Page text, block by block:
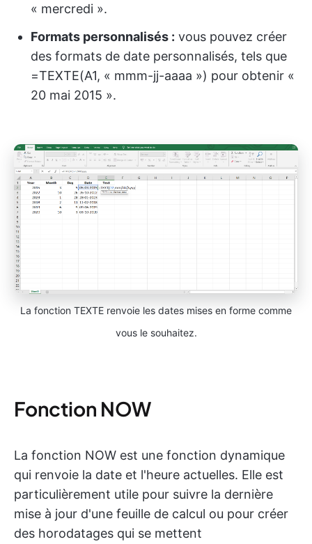
« mercredi ».
Formats personnalisés : vous pouvez créer
des formats de date personnalisés, tels que
=TEXTE(A1, « mmm-jj-aaaa ») pour obtenir «
20 mai 2015 ».
La fonction TEXTE renvoie les dates mises en forme comme
vous le souhaitez.
Fonction NOW
La fonction NOW est une fonction dynamique
qui renvoie la date et l'heure actuelles. Elle est
particulièrement utile pour suivre la dernière
mise à jour d'une feuille de calcul ou pour créer
des horodatages qui se mettent